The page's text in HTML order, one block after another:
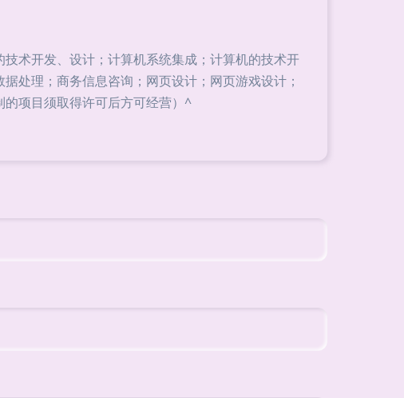
术开发、设计；计算机系统集成；计算机的技术开
处理；商务信息咨询；网页设计；网页游戏设计；
项目须取得许可后方可经营）^